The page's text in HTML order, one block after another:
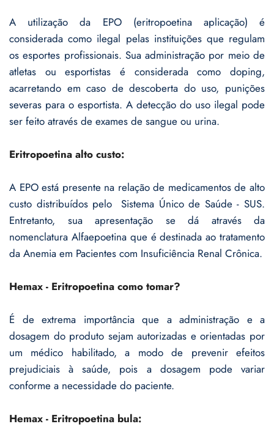
A utilização da EPO (eritropoetina aplicação) é
considerada como ilegal pelas instituições que regulam
os esportes profissionais. Sua administração por meio de
atletas ou esportistas é considerada como doping,
acarretando em caso de descoberta do uso, punições
severas para o esportista. A detecção do uso ilegal pode
ser feito através de exames de sangue ou urina.
Eritropoetina alto custo:
A EPO está presente na relação de medicamentos de alto
custo distribuídos pelo Sistema Único de Saúde - SUS.
Entretanto, sua apresentação se dá através da
nomenclatura Alfaepoetina que é destinada ao tratamento
da Anemia em Pacientes com Insuficiência Renal Crônica.
Hemax - Eritropoetina como tomar?
É de extrema importância que a administração e a
dosagem do produto sejam autorizadas e orientadas por
um médico habilitado, a modo de prevenir efeitos
prejudiciais à saúde, pois a dosagem pode variar
conforme a necessidade do paciente.
Hemax - Eritropoetina bula: